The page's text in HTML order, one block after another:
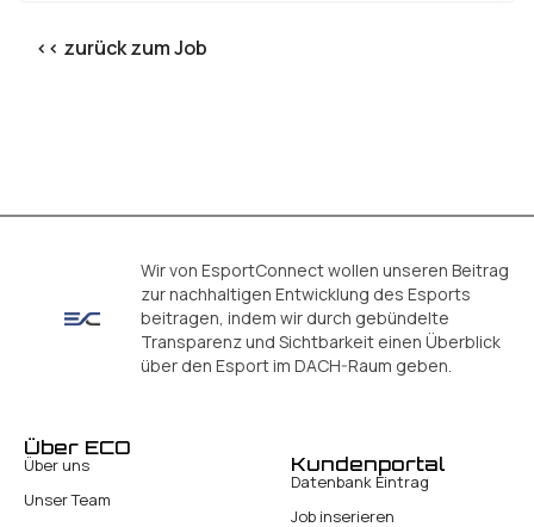
<< zurück zum Job
Wir von EsportConnect wollen unseren Beitrag
zur nachhaltigen Entwicklung des Esports
beitragen, indem wir durch gebündelte
Transparenz und Sichtbarkeit einen Überblick
über den Esport im DACH-Raum geben.
Über ECO
Über uns
Unser Team
Kundenportal
Datenbank Eintrag
Job inserieren